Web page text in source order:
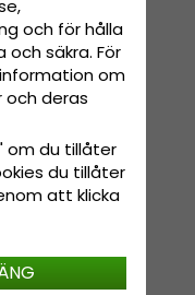
och för hålla
säkra. För
om
och deras
om du tillåter
du tillåter
att klicka